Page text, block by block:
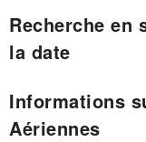
Recherche en
la date
Informations
Aériennes